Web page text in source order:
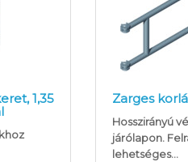
1,35
Zarges
Hosszirányú
járólapon.
lehetséges...